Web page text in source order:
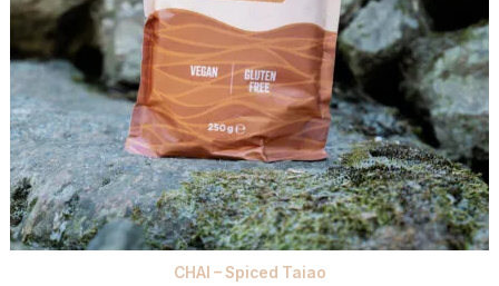
CHAI – Spiced Taiao